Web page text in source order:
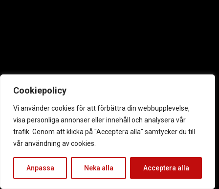
Cookiepolicy
Vi använder cookies för att förbättra din webbupplevelse,
visa personliga annonser eller innehåll och analysera vår
trafik. Genom att klicka på "Acceptera alla" samtycker du till
vår användning av cookies.
Anpassa Neka alla Acceptera alla